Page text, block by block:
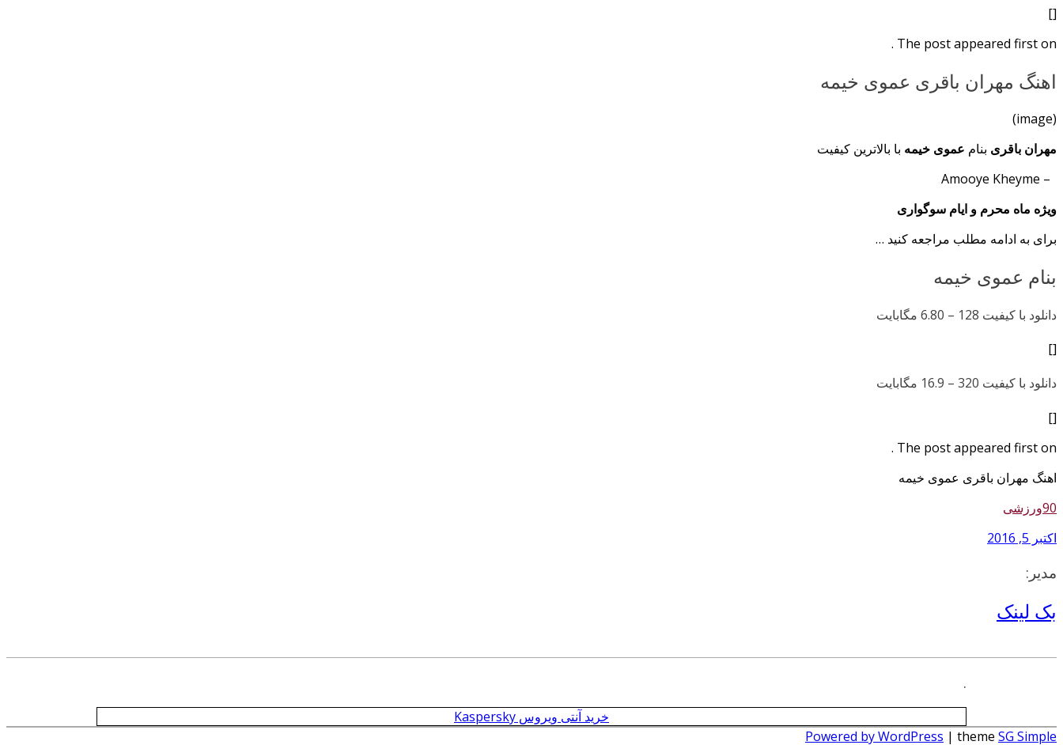
[]
The post appeared first on .
اهنگ مهران باقری عموی خیمه
(image)
مهران باقری بنام عموی خیمه با بالاترین کیفیت
– Amooye Kheyme
ویژه ماه محرم و ایام سوگواری
برای به ادامه مطلب مراجعه کنید …
بنام عموی خیمه
دانلود با کیفیت 128 –
6.80 مگابایت
[]
دانلود با کیفیت 320 –
16.9 مگابایت
[]
The post appeared first on .
اهنگ مهران باقری عموی خیمه
90ورزشی
اکتبر 5, 2016
مدیر:
بک لینک
.
خرید آنتی ویروس Kaspersky
Powered by WordPress | theme SG Simple